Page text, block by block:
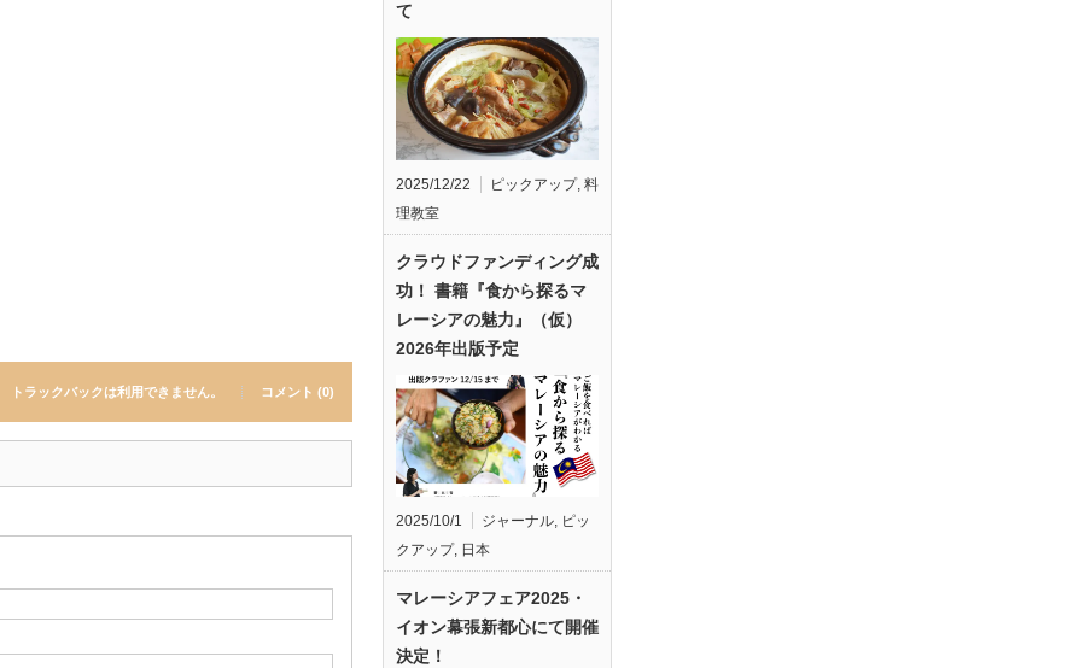
トラックバックは利用できません。 コメント (0)
て
2025/12/22 ピックアップ, 料
理教室
クラウドファンディング成
功！ 書籍『食から探るマ
レーシアの魅力』（仮）
2026年出版予定
2025/10/1 ジャーナル, ピッ
クアップ, 日本
マレーシアフェア2025・
イオン幕張新都心にて開催
決定！